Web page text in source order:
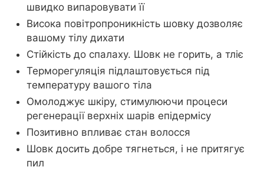
швидко випаровувати її
Висока повітропроникність шовку дозволяє
вашому тілу дихати
Стійкість до спалаху. Шовк не горить, а тліє
Терморегуляція підлаштовується під
температуру вашого тіла
Омолоджує шкіру, стимулюючи процеси
регенерації верхніх шарів епідермісу
Позитивно впливає стан волосся
Шовк досить добре тягнеться, і не притягує
пил